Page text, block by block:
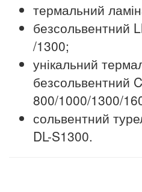
термальний
безсольвентний
/1300;
унікальний
безсольвентний
800/1000/1300/
сольвентний
DL-S1300.